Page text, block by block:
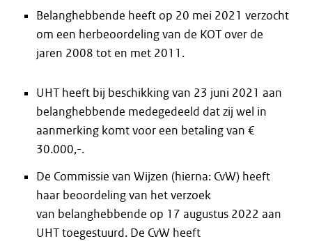
Belanghebbende heeft op 20 mei 2021 verzocht
om een herbeoordeling van de KOT over de
jaren 2008 tot en met 2011.
UHT heeft bij beschikking van 23 juni 2021 aan
belanghebbende medegedeeld dat zij wel in
aanmerking komt voor een betaling van €
30.000,-.
De Commissie van Wijzen (hierna: CvW) heeft
haar beoordeling van het verzoek
van belanghebbende op 17 augustus 2022 aan
UHT toegestuurd. De CvW heeft